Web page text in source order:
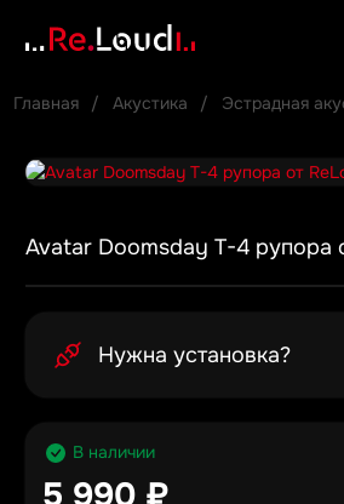
Главная Акустика Эстрадная
Avatar Doomsday T-4 рупора
Нужна установка?
В наличии
5 990 ₽